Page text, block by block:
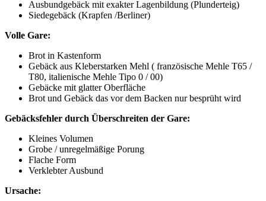
Ausbundgebäck mit exakter Lagenbildung (Plunderteig)
Siedegebäck (Krapfen /Berliner)
Volle Gare:
Brot in Kastenform
Gebäck aus Kleberstarken Mehl ( französische Mehle T65 /
T80, italienische Mehle Tipo 0 / 00)
Gebäcke mit glatter Oberfläche
Brot und Gebäck das vor dem Backen nur besprüht wird
Gebäcksfehler durch Überschreiten der Gare:
Kleines Volumen
Grobe / unregelmäßige Porung
Flache Form
Verklebter Ausbund
Ursache: